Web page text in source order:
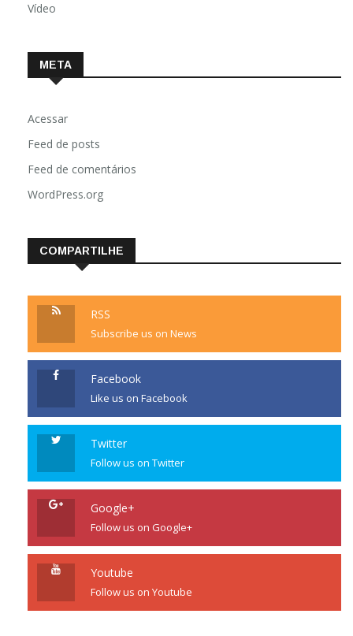
Vídeo
META
Acessar
Feed de posts
Feed de comentários
WordPress.org
COMPARTILHE
RSS
Subscribe us on News
Facebook
Like us on Facebook
Twitter
Follow us on Twitter
Google+
Follow us on Google+
Youtube
Follow us on Youtube